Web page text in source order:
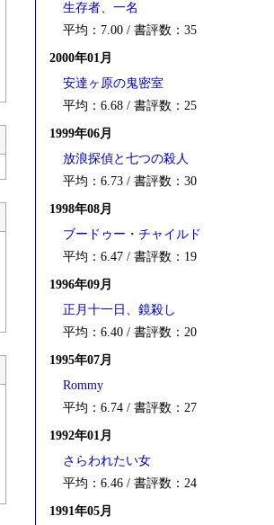
生存者、一名
平均：7.00 / 書評数：35
2000年01月
安達ヶ原の鬼密室
平均：6.68 / 書評数：25
1999年06月
放浪探偵と七つの殺人
平均：6.73 / 書評数：30
1998年08月
ブードゥー・チャイルド
平均：6.47 / 書評数：19
1996年09月
正月十一日、鏡殺し
平均：6.40 / 書評数：20
1995年07月
Rommy
平均：6.74 / 書評数：27
1992年01月
さらわれたい女
平均：6.46 / 書評数：24
1991年05月